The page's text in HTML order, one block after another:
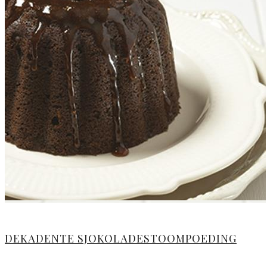
DEKADENTE SJOKOLADESTOOMPOEDING